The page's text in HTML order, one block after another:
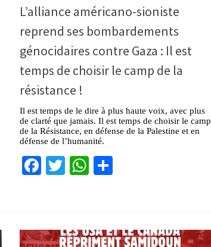
L’alliance américano-sioniste
reprend ses bombardements
génocidaires contre Gaza : Il est
temps de choisir le camp de la
résistance !
Il est temps de le dire à plus haute voix, avec plus
de clarté que jamais. Il est temps de choisir le camp
de la Résistance, en défense de la Palestine et en
défense de l’humanité.
Facebook
TwitterWhatsApp